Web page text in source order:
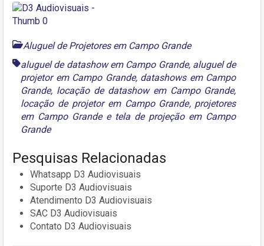
Aluguel de Projetores em Campo Grande
aluguel de datashow em Campo Grande, aluguel de
projetor em Campo Grande, datashows em Campo
Grande, locação de datashow em Campo Grande,
locação de projetor em Campo Grande, projetores
em Campo Grandee tela de projeção em Campo
Grande
Pesquisas Relacionadas
Whatsapp D3 Audiovisuais
Suporte D3 Audiovisuais
Atendimento D3 Audiovisuais
SAC D3 Audiovisuais
Contato D3 Audiovisuais